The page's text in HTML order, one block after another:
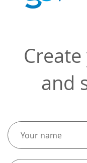
and